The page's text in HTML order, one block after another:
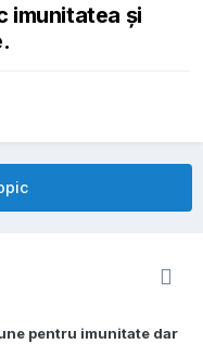
imunitatea și
pentru imunitate dar